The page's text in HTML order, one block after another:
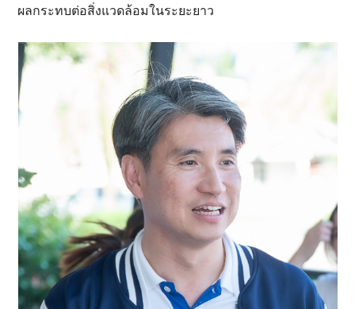
ผลกระทบต่อสิ่งแวดล้อมในระยะยาว